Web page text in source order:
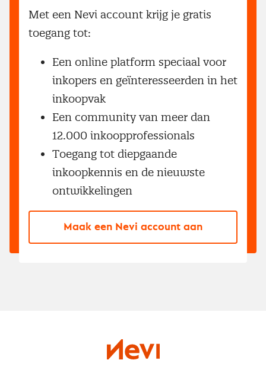
Met een Nevi account krijg je gratis
toegang tot:
Een online platform speciaal voor
inkopers en geïnteresseerden in het
inkoopvak
Een community van meer dan
12.000 inkoopprofessionals
Toegang tot diepgaande
inkoopkennis en de nieuwste
ontwikkelingen
Maak een Nevi account aan